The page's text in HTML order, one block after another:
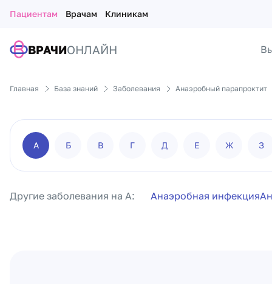
Пациентам Врачам Клиникам
ВРАЧИОНЛАЙН
Главная База знаний Заболевания Анаэробный парапроктит
А Б В Г Д Е Ж З
Другие заболевания на А: Анаэробная инфекция